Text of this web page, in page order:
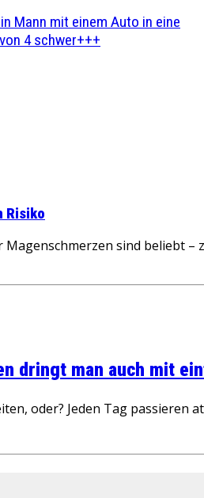
Mann mit einem Auto in eine
4 schwer+++
Risiko
sind beliebt
dringt man auch mit
oder? Jeden Tag passieren